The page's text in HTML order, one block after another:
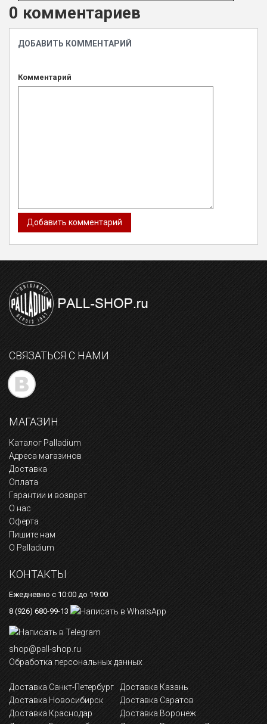
0 комментариев
ДОБАВИТЬ КОММЕНТАРИЙ
Комментарий
СВЯЗАТЬСЯ С НАМИ
МАГАЗИН
Каталог Palladium
Адреса магазинов
Доставка
Оплата
Гарантии и возврат
О нас
Оферта
Пишите нам
О Palladium
КОНТАКТЫ
Ежедневно с 10:00 до 19:00
8 (926) 680-99-13
shop@pall-shop.ru
Обработка персональных данных
Доставка Санкт-Петербург
Доставка Новосибирск
Доставка Краснодар
Доставка Казань
Доставка Саратов
Доставка Воронеж